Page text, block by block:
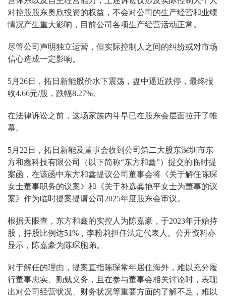
对控股股东奥欣投资的权益，不会对公司的生产经营和业绩
情况产生重大影响，目前公司各项生产经营活动正常。
尽管公司声明独立运营，但实际控制人之间的纠纷或对市场
信心造成一定影响。
5月26日，拓日新能股价水下震荡，盘中逼近跌停，最终报
收4.66元/股，跌幅8.27%。
在法律诉讼之前，这场家族内斗早已在股东会层面拉开了帷
幕。
5月22日，拓日新能及董事会收到公司第二大股东深圳市东
方和鑫科技有限公司（以下简称“东方和鑫”）提交的临时提
案函，在该函中东方和鑫提议公司董事会将《关于解任陈琛
女士董事职务的议案》和《关于补选龚艳平女士为董事的议
案》作为临时提案提请公司2025年度股东会审议。
根据天眼查，东方和鑫的实控人为陈嘉豪，于2023年开始持
股，持股比例达51%，李粉莉担任法定代表人。公开资料亦
显示，陈嘉豪为陈琛胞弟。
对于解任的理由，提案直指陈琛常年居住海外，难以充分履
行董事忠实、勤勉义务，且在参与董事会相关讨论时，表现
出对公司经营状况、财务状况等重要方面的了解不足，难以